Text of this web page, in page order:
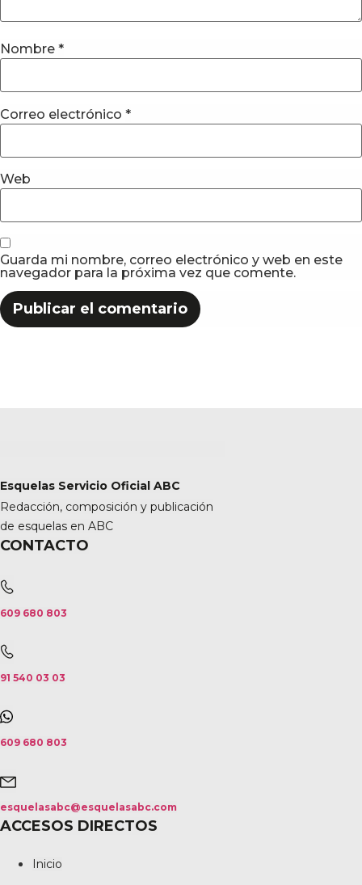
Nombre *
Correo electrónico *
Web
Guarda mi nombre, correo electrónico y web en este
navegador para la próxima vez que comente.
Esquelas Servicio Oficial ABC
Redacción, composición y publicación
de esquelas en ABC
CONTACTO
609 680 803
91 540 03 03
609 680 803
esquelasabc@esquelasabc.com
ACCESOS DIRECTOS
Inicio